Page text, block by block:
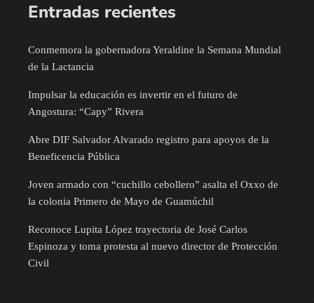
Entradas recientes
Conmemora la gobernadora Yeraldine la Semana Mundial
de la Lactancia
Impulsar la educación es invertir en el futuro de
Angostura: “Capy” Rivera
Abre DIF Salvador Alvarado registro para apoyos de la
Beneficencia Pública
Joven armado con “cuchillo cebollero” asalta el Oxxo de
la colonia Primero de Mayo de Guamúchil
Reconoce Lupita López trayectoria de José Carlos
Espinoza y toma protesta al nuevo director de Protección
Civil